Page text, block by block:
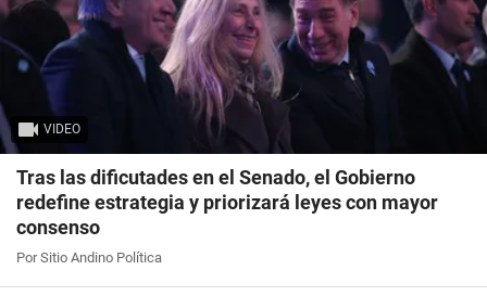
VIDEO
Tras las dificutades en el Senado, el Gobierno
redefine estrategia y priorizará leyes con mayor
consenso
Por Sitio Andino Política